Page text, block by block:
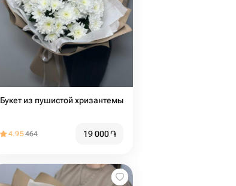
Букет из пушистой хризантемы
4.95464 19 000֏